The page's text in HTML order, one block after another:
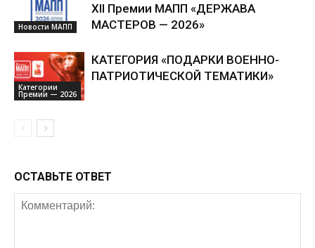
Новости МАПП
XII Премии МАПП «ДЕРЖАВА
МАСТЕРОВ — 2026»
Категории
Премии — 2026
КАТЕГОРИЯ «ПОДАРКИ ВОЕННО-
ПАТРИОТИЧЕСКОЙ ТЕМАТИКИ»
ОСТАВЬТЕ ОТВЕТ